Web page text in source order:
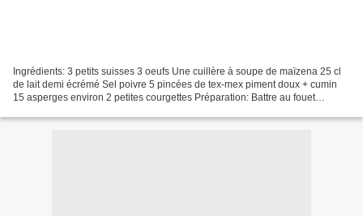
Ingrédients: 3 petits suisses 3 oeufs Une cuillère à soupe de maïzena 25 cl
de lait demi écrémé Sel poivre 5 pincées de tex-mex piment doux + cumin
15 asperges environ 2 petites courgettes Préparation: Battre au fouet